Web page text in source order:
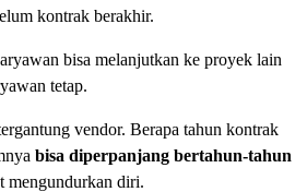
kontrak berakhir.
bisa melanjutkan ke proyek lain
tetap.
vendor. Berapa tahun kontrak
bisa diperpanjang bertahun-tahun
mengundurkan diri.